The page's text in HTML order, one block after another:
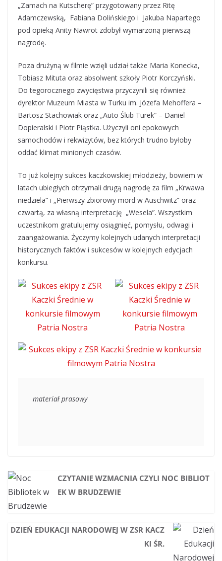
„Zamach na Kutscherę” przygotowany przez Ritę
Adamczewską, Fabiana Dolińskiego i Jakuba Napartego
pod opieką Anity Nawrot zdobył wymarzoną pierwszą
nagrodę.
Poza drużyną w filmie wzięli udział także Maria Konecka,
Tobiasz Mituta oraz absolwent szkoły Piotr Korczyński.
Do tegorocznego zwycięstwa przyczynili się również
dyrektor Muzeum Miasta w Turku im. Józefa Mehoffera –
Bartosz Stachowiak oraz „Auto Ślub Turek” – Daniel
Dopieralski i Piotr Piąstka. Użyczyli oni epokowych
samochodów i rekwizytów, bez których trudno byłoby
oddać klimat minionych czasów.
To już kolejny sukces kaczkowskiej młodzieży, bowiem w
latach ubiegłych otrzymali drugą nagrodę za film „Krwawa
niedziela” i „Pierwszy zbiorowy mord w Auschwitz” oraz
czwartą, za własną interpretację „Wesela”. Wszystkim
uczestnikom gratulujemy osiągnięć, pomysłu, odwagi i
zaangażowania. Życzymy kolejnych udanych interpretacji
historycznych faktów i sukcesów w kolejnych edycjach
konkursu.
materiał prasowy
CZYTANIE WZMACNIA CZYLI NOC BIBLIOT
EK W BRUDZEWIE
DZIEŃ EDUKACJI NARODOWEJ W ZSR KACZ
KI ŚR.